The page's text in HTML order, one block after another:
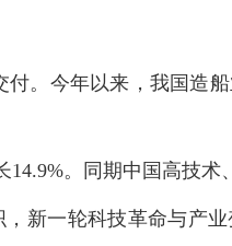
。今年以来，我国造
。同期中国高技术
新一轮科技革命与产